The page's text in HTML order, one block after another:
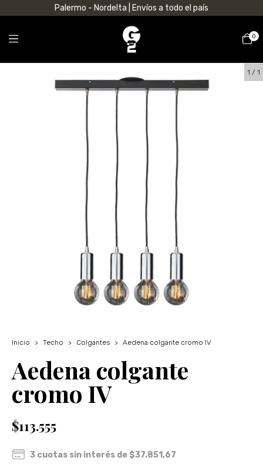
Palermo - Nordelta | Envíos a todo el país
0
1 / 1
Inicio > Techo > Colgantes > Aedena colgante cromo IV
Aedena colgante
cromo IV
$113.555
3 cuotas sin interés de $37.851,67